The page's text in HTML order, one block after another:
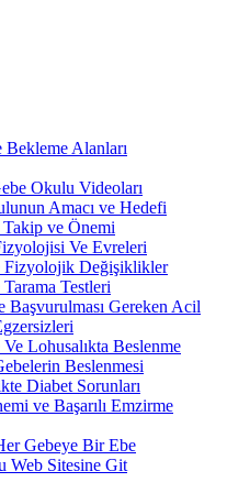
Alanları
Okulu Videoları
Amacı ve Hedefi
ve Önemi
Ve Evreleri
Fizyolojik Değişiklikler
Testleri
Başvurulması Gereken Acil
Lohusalıkta Beslenme
Beslenmesi
Diabet Sorunları
ve Başarılı Emzirme
Gebeye Bir Ebe
Web Sitesine Git